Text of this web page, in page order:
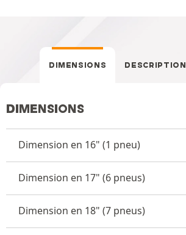
DIMENSIONS DESCRIPTION
DIMENSIONS
Dimension en 16" (1 pneu)
Dimension en 17" (6 pneus)
Dimension en 18" (7 pneus)